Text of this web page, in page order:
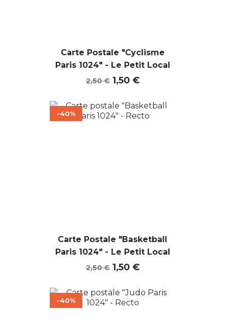
Carte Postale "Cyclisme
Paris 1024" - Le Petit Local
Prix
2,50 € Prix
1,50 €
Carte Postale "Basketball
Paris 1024" - Le Petit Local
Prix
2,50 € Prix
1,50 €
-40%
-40%